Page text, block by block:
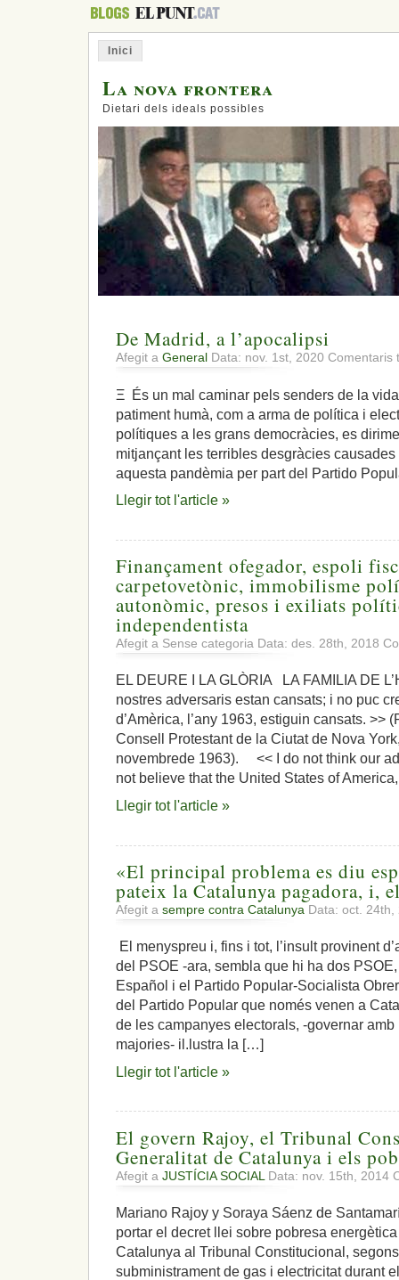
Inici
La nova frontera
Dietari dels ideals possibles
De Madrid, a l’apocalipsi
Afegit a General Data: nov. 1st, 2020 Comentaris
Ξ És un mal caminar pels senders de la
patiment humà, com a arma de política i
polítiques a les grans democràcies, es
mitjançant les terribles desgràcies
aquesta pandèmia per part del Partido
Llegir tot l'article »
Finançament ofegador, espoli
carpetovetònic, immobilisme
autonòmic, presos i exiliats
independentista
Afegit a Sense categoria Data: des. 28th, 2018
EL DEURE I LA GLÒRIA LA FAMILIA DE
nostres adversaris estan cansats; i no puc
d’Amèrica, l’any 1963, estiguin cansats. >>
Consell Protestant de la Ciutat de Nova
novembrede 1963). << I do not think our
not believe that the United States of
Llegir tot l'article »
«El principal problema es diu
pateix la Catalunya pagadora, i,
Afegit a sempre contra Catalunya Data: oct.
El menyspreu i, fins i tot, l’insult provinent
del PSOE -ara, sembla que hi ha dos
Español i el Partido Popular-Socialista
del Partido Popular que només venen a
de les campanyes electorals, -governar
majories- il.lustra la […]
Llegir tot l'article »
El govern Rajoy, el Tribunal
Generalitat de Catalunya i els
Afegit a JUSTÍCIA SOCIAL Data: nov. 15th, 2014
Mariano Rajoy y Soraya Sáenz de
portar el decret llei sobre pobresa
Catalunya al Tribunal Constitucional,
subministrament de gas i electricitat durant